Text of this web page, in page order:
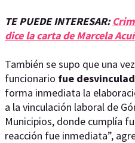
TE PUEDE INTERESAR:
dice la carta de Marcela
También se supo que una
funcionario fue
forma inmediata la
a la vinculación laboral de
Municipios, donde cumplía
reacción fue inmediata”,